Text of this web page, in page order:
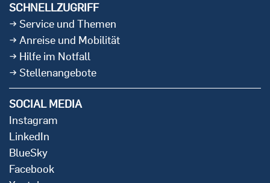
SCHNELLZUGRIFF
Service und Themen
Anreise und Mobilität
Hilfe im Notfall
Stellenangebote
SOCIAL MEDIA
Instagram
LinkedIn
BlueSky
Facebook